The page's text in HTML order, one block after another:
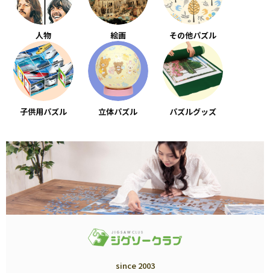
人物 絵画 その他パズル
子供用パズル 立体パズル パズルグッズ
since 2003